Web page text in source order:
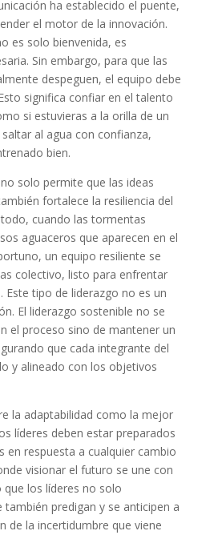
ha establecido el puente,
el motor de la innovación.
es solo bienvenida, es
Sin embargo, para que las
despeguen, el equipo debe
significa confiar en el talento
si estuvieras a la orilla de un
al agua con confianza,
bien.
solo permite que las ideas
fortalece la resiliencia del
cuando las tormentas
aguaceros que aparecen en el
un equipo resiliente se
colectivo, listo para enfrentar
Este tipo de liderazgo no es un
El liderazgo sostenible no se
el proceso sino de mantener un
que cada integrante del
y alineado con los objetivos
la adaptabilidad como la mejor
líderes deben estar preparados
en respuesta a cualquier cambio
visionar el futuro se une con
que los líderes no solo
también predigan y se anticipen a
de la incertidumbre que viene